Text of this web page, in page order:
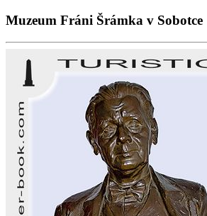
Muzeum Fráni Šrámka v Sobotce